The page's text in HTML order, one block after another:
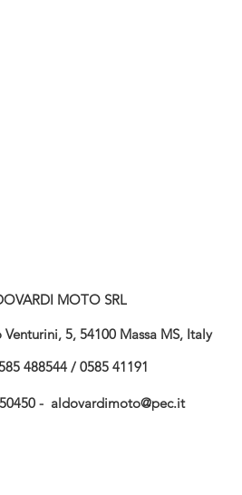
MOTO SRL
5, 54100 Massa MS, Italy
488544 / 0585 41191
- aldovardimoto@pec.it